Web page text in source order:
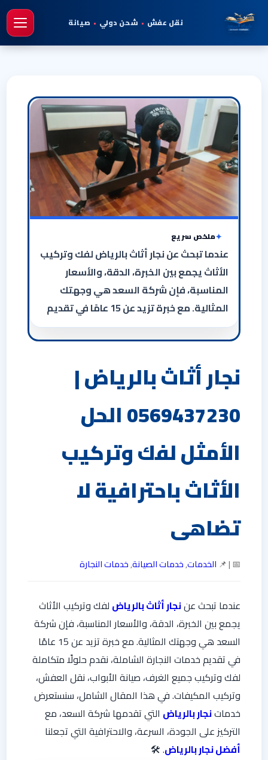
نقل عفش • شحن دولي • صيانة
ملخص سريع
عندما تبحث عن نجار أثاث بالرياض لفك وتركيب
الأثاث يجمع بين الخبرة، الدقة، والأسعار
المناسبة، فإن شركة السعد هي وجهتك
المثالية. مع خبرة تزيد عن 15 عامًا في تقديم
نجار أثاث بالرياض |
0569437230 الحل
الأمثل لفك وتركيب
الأثاث باحترافية لا
تضاهى
📅 | 📌 الخدمات,خدمات الصيانة,خدمات النجارة
عندما تبحث عننجار أثاث بالرياض لفك وتركيب الأثاث
يجمع بين الخبرة، الدقة، والأسعار المناسبة، فإن شركة
السعد هي وجهتك المثالية. مع خبرة تزيد عن 15 عامًا
في تقديم خدمات النجارة الشاملة، نقدم حلولًا متكاملة
لفك وتركيب جميع الغرف، صيانة الأبواب، نقل العفش،
وتركيب المكيفات. في هذا المقال الشامل، سنستعرض
خدماتنجار بالرياض التي تقدمها شركة السعد، مع
التركيز على الجودة، السرعة، والاحترافية التي تجعلنا
أفضل نجار بالرياض. 🛠️